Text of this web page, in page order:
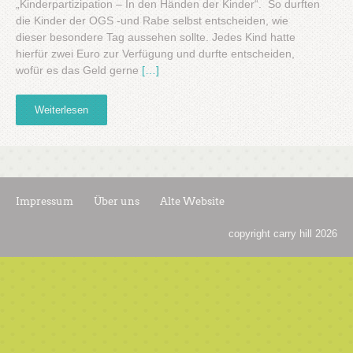
„Kinderpartizipation – In den Händen der Kinder“. So durften
die Kinder der OGS -und Rabe selbst entscheiden, wie
dieser besondere Tag aussehen sollte. Jedes Kind hatte
hierfür zwei Euro zur Verfügung und durfte entscheiden,
wofür es das Geld gerne […]
Weiterlesen
Impressum Über uns Alte Website
copyright carry hill 2026